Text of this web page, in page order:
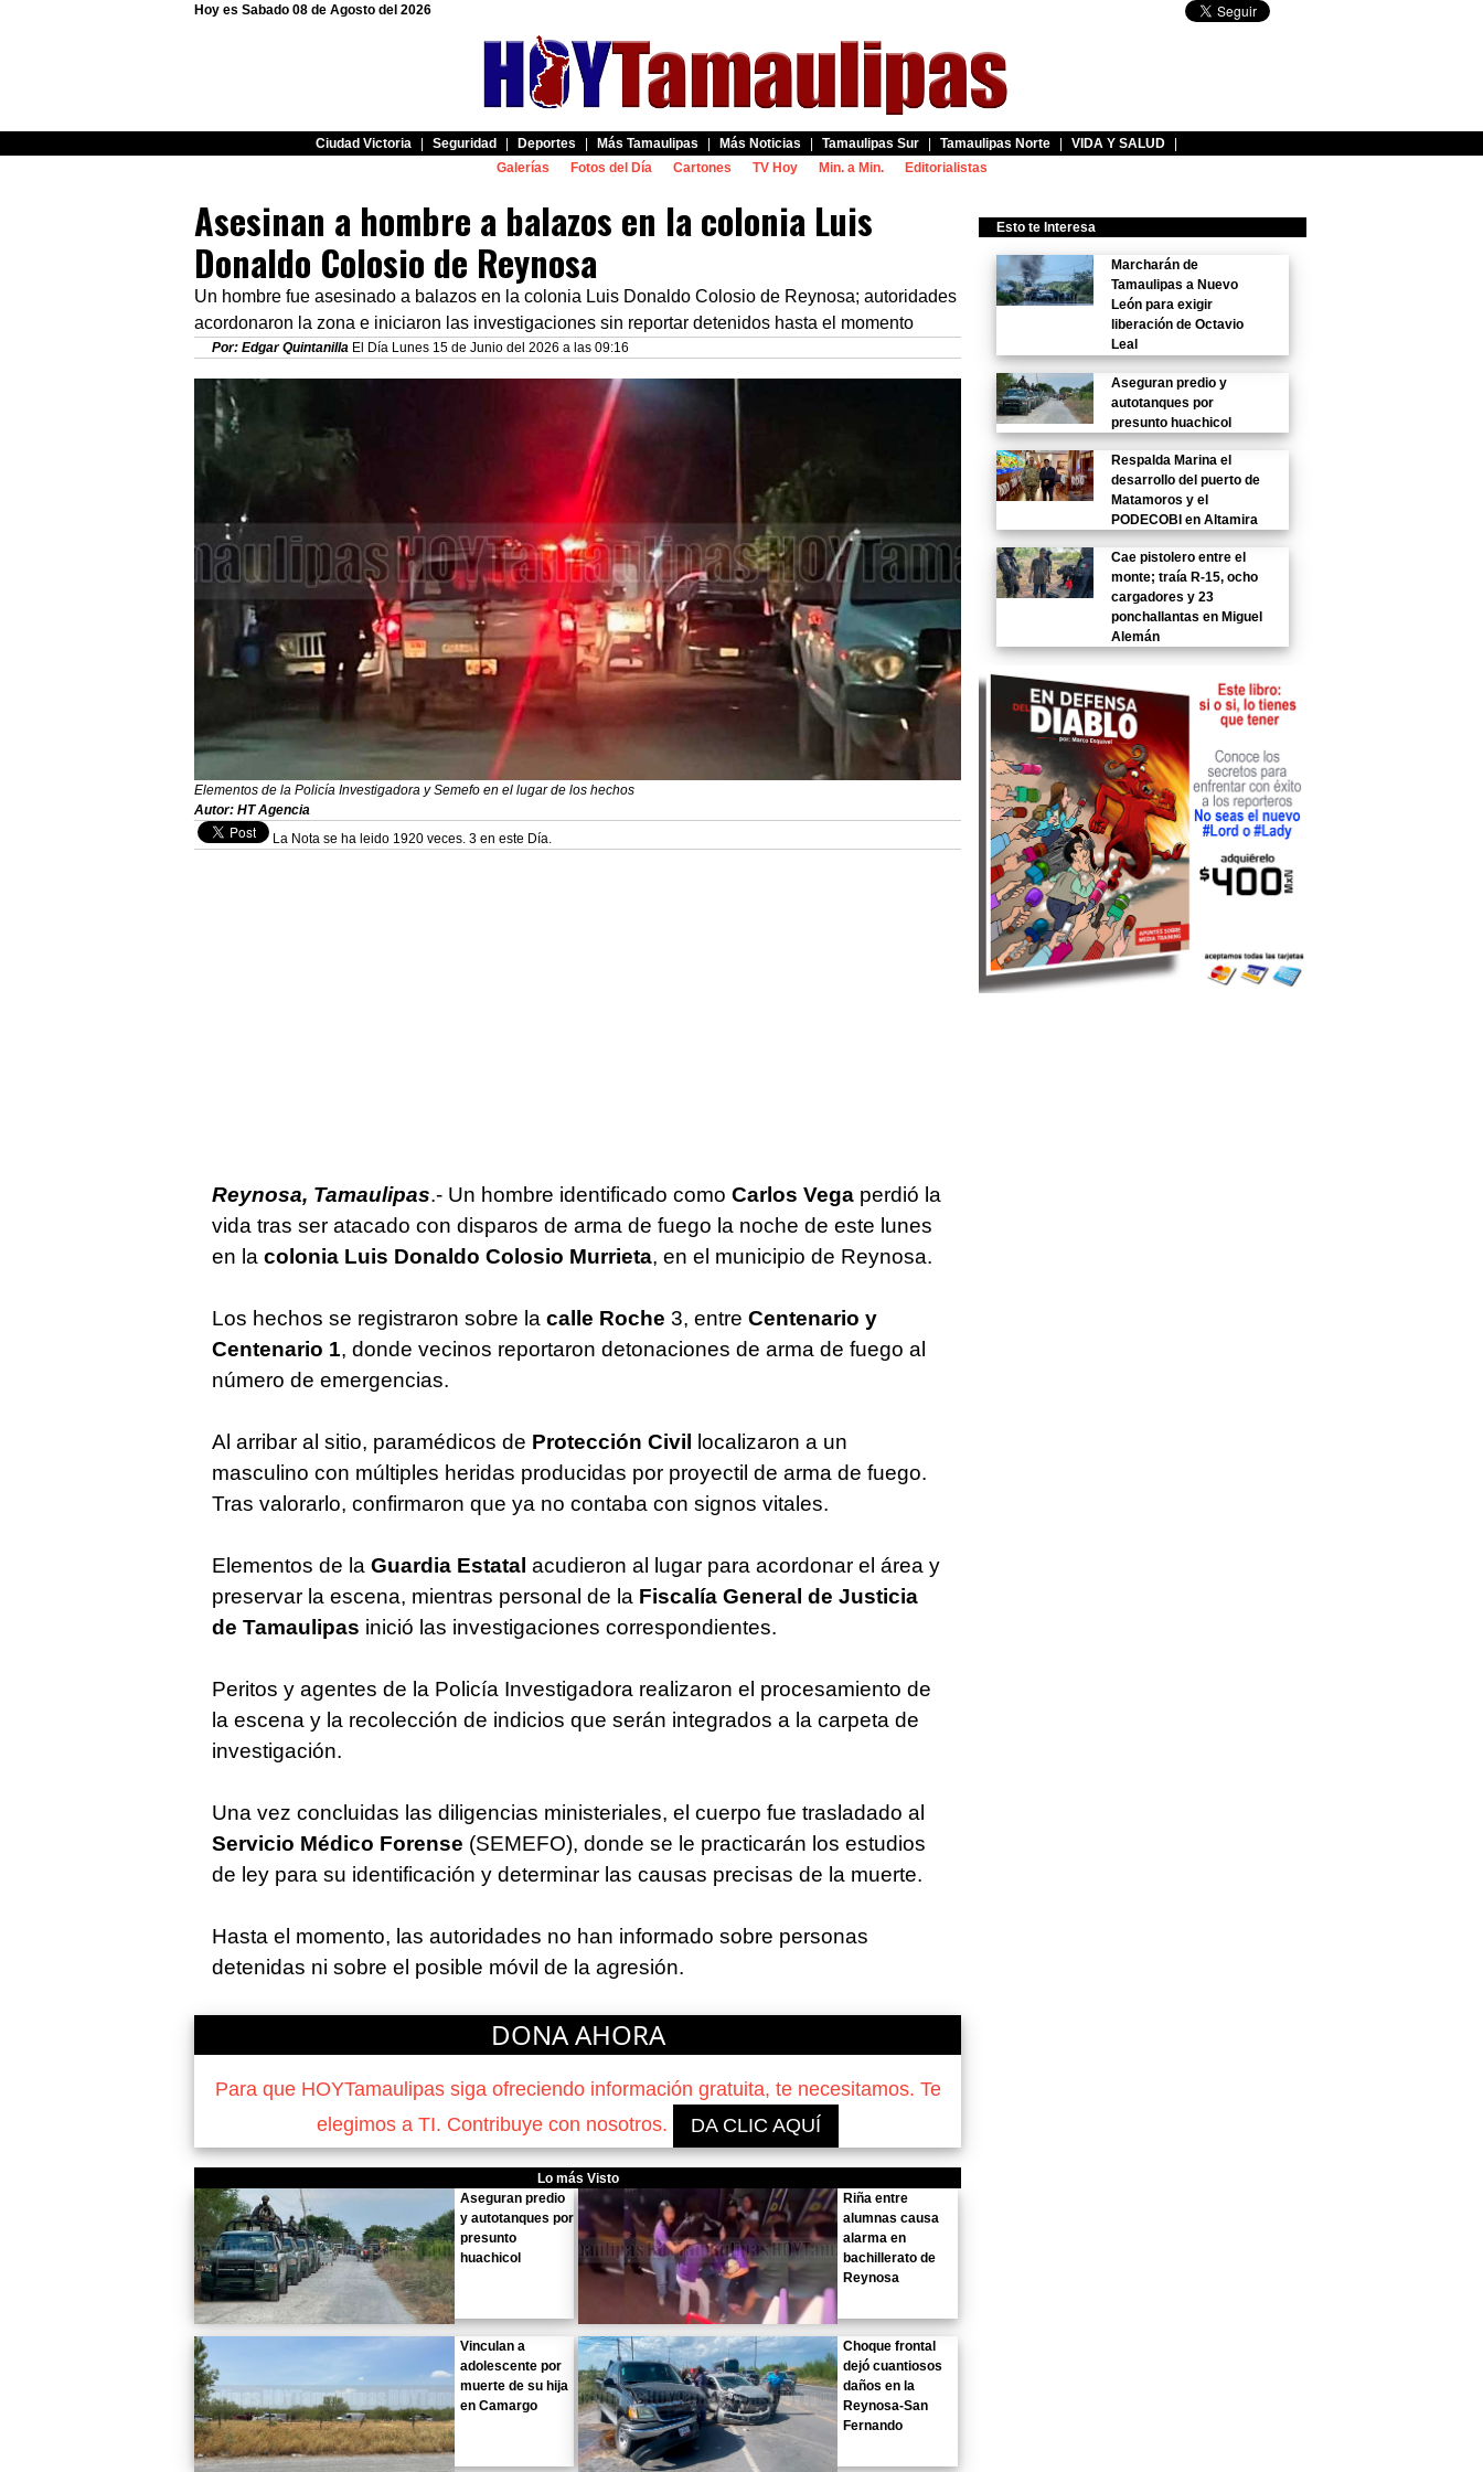
Hoy es Sabado 08 de Agosto del 2026
Ciudad Victoria Seguridad Deportes Más Tamaulipas Más Noticias Tamaulipas Sur Tamaulipas Norte VIDA Y SALUD
Galerías
Fotos del Día Cartones TV Hoy Min. a Min. Editorialistas
Asesinan a hombre a balazos en la colonia Luis
Donaldo Colosio de Reynosa
Un hombre fue asesinado a balazos en la colonia Luis Donaldo Colosio de Reynosa; autoridades
acordonaron la zona e iniciaron las investigaciones sin reportar detenidos hasta el momento
Por: Edgar Quintanilla El Día Lunes 15 de Junio del 2026 a las 09:16
Elementos de la Policía Investigadora y Semefo en el lugar de los hechos
Autor: HT Agencia
La Nota se ha leido 1920 veces. 3 en este Día.
Reynosa, Tamaulipas.- Un hombre identificado como Carlos Vega perdió la
vida tras ser atacado con disparos de arma de fuego la noche de este lunes
en la colonia Luis Donaldo Colosio Murrieta, en el municipio de Reynosa.
Los hechos se registraron sobre la calle Roche 3, entre Centenario y
Centenario 1, donde vecinos reportaron detonaciones de arma de fuego al
número de emergencias.
Al arribar al sitio, paramédicos de Protección Civil
localizaron a un
masculino con múltiples heridas producidas por proyectil de arma de fuego.
Tras valorarlo, confirmaron que ya no contaba con signos vitales.
Elementos de la Guardia Estatal acudieron al lugar para acordonar el área y
preservar la escena, mientras personal de la Fiscalía General de Justicia
de Tamaulipas inició las investigaciones correspondientes.
Peritos y agentes de la Policía Investigadora realizaron el procesamiento de
la escena y la recolección de indicios que serán integrados a la carpeta de
investigación.
Una vez concluidas las diligencias ministeriales, el cuerpo fue trasladado al
Servicio Médico Forense (SEMEFO), donde se le practicarán los estudios
de ley para su identificación y determinar las causas precisas de la muerte.
Hasta el momento, las autoridades no han informado sobre personas
detenidas ni sobre el posible móvil de la agresión.
DONA AHORA
Para que HOYTamaulipas siga ofreciendo información gratuita, te necesitamos. Te
elegimos a TI. Contribuye con nosotros.
DA CLIC AQUÍ
Lo más Visto
Aseguran predio
y autotanques por
presunto
huachicol
Riña entre
alumnas causa
alarma en
bachillerato de
Reynosa
Vinculan a
adolescente por
muerte de su hija
en Camargo
Choque frontal
dejó cuantiosos
daños en la
Reynosa-San
Fernando
Esto te Interesa
Marcharán de
Tamaulipas a Nuevo
León para exigir
liberación de Octavio
Leal
Aseguran predio y
autotanques por
presunto huachicol
Respalda Marina el
desarrollo del puerto de
Matamoros y el
PODECOBI en Altamira
Cae pistolero entre el
monte; traía R-15, ocho
cargadores y 23
ponchallantas en Miguel
Alemán